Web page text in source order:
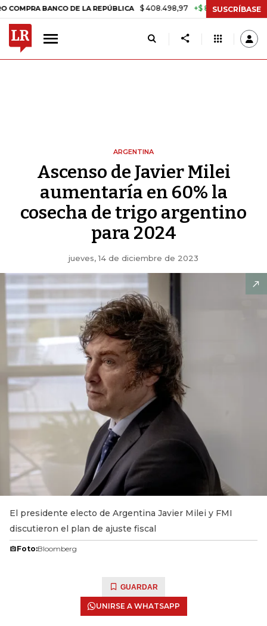
BANCO DE LA REPÚBLICA $ 408.498,97 +$ 8.753,81 +2,19% TASA
SUSCRÍBASE
ARGENTINA
Ascenso de Javier Milei
aumentaría en 60% la
cosecha de trigo argentino
para 2024
jueves, 14 de diciembre de 2023
El presidente electo de Argentina Javier Milei y FMI
discutieron el plan de ajuste fiscal
Foto:Bloomberg
GUARDAR
UNIRSE A WHATSAPP